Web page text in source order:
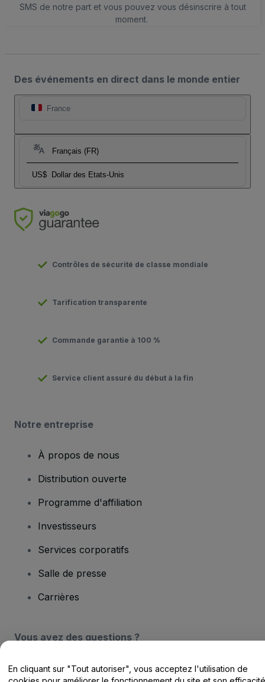
SMS de notre part et vous pouvez vous désinscrire à tout
moment.
Des événements en direct dans le monde entier
France
Français (FR)
US$ Dollar des Etats-Unis
Contrôles de sécurité de classe mondiale
Tarification transparente
Commande garantie à 100 %
Service client assuré du début à la fin
Notre entreprise
À propos de nous
Distribution ouverte
Programme d'affiliation
Investisseurs
Services corporatifs
Salle de presse
Carrières
Vous avez des questions ?
Centre d'assistance / Nous contacter
En cliquant sur "Tout autoriser", vous acceptez l'utilisation de